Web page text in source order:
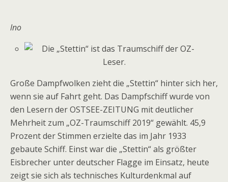
lno
Große Dampfwolken zieht die „Stettin“ hinter sich her,
wenn sie auf Fahrt geht. Das Dampfschiff wurde von
den Lesern der OSTSEE-ZEITUNG mit deutlicher
Mehrheit zum „OZ-Traumschiff 2019“ gewählt. 45,9
Prozent der Stimmen erzielte das im Jahr 1933
gebaute Schiff. Einst war die „Stettin“ als größter
Eisbrecher unter deutscher Flagge im Einsatz, heute
zeigt sie sich als technisches Kulturdenkmal auf